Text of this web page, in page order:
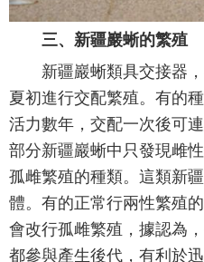
三、新疆巖蜥的繁殖
新疆巖蜥類具交接器
夏初進行交配繁殖。有的
活力數年，交配一次後可
部分新疆巖蜥中只發現雌
孤雌繁殖的種類。這類新
體。有的正常行兩性繁殖
會改行孤雌繁殖，據認為
都參與產生後代，有利於